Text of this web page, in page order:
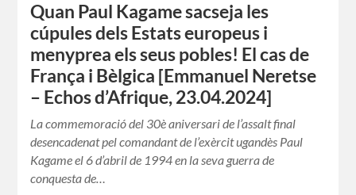
Quan Paul Kagame sacseja les
cúpules dels Estats europeus i
menyprea els seus pobles! El cas de
França i Bèlgica [Emmanuel Neretse
– Echos d’Afrique, 23.04.2024]
La commemoració del 30è aniversari de l’assalt final
desencadenat pel comandant de l’exèrcit ugandès Paul
Kagame el 6 d’abril de 1994 en la seva guerra de
conquesta de…